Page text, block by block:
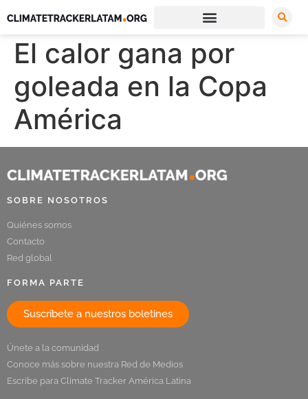
El calor gana por
goleada en la Copa
América
SOBRE NOSOTROS
Quiénes somos
Contacto
Red global
FORMA PARTE
Suscríbete a nuestros boletines
Únete a la comunidad
Conoce más sobre nuestra Red de Medios
Escribe para Climate Tracker América Latina